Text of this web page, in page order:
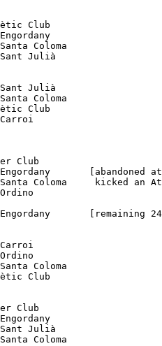
Club
Engordany
Coloma
Sant Julià
Sant Julià
Coloma
Atlètic Club
CE Carroi
Inter Club
[abandoned
Santa Coloma     kicked
FC Ordino
[remaining
0 CE Carroi
FC Ordino
Santa Coloma
Atlètic Club
Inter Club
Engordany
Sant Julià
Coloma